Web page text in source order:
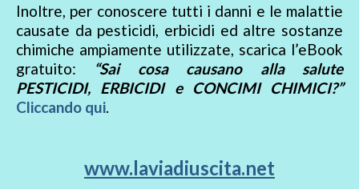
Inoltre, per conoscere tutti i danni e le malattie
causate da pesticidi, erbicidi ed altre sostanze
chimiche ampiamente utilizzate, scarica l’eBook
gratuito:
“Sai cosa causano alla salute
PESTICIDI, ERBICIDI e CONCIMI CHIMICI?”
Cliccando qui.
www.laviadiuscita.net